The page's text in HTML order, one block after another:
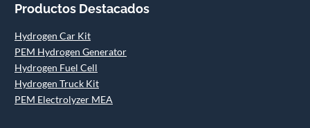
Productos Destacados
Hydrogen Car Kit
PEM Hydrogen Generator
Hydrogen Fuel Cell
Hydrogen Truck Kit
PEM Electrolyzer MEA